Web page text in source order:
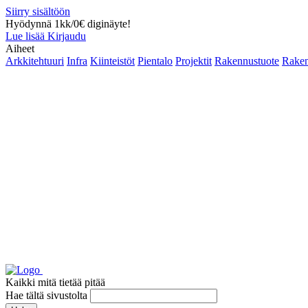
Siirry sisältöön
Hyödynnä 1kk/0€ diginäyte!
Lue lisää Kirjaudu
Aiheet
Arkkitehtuuri Infra Kiinteistöt Pientalo Projektit Rakennustuote
Kaikki mitä tietää pitää
Hae tältä sivustolta